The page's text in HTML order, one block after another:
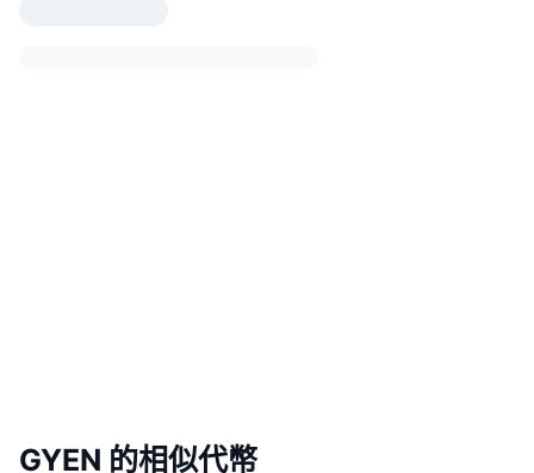
GYEN 的相似代幣